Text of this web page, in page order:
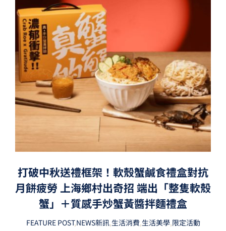
打破中秋送禮框架！軟殼蟹鹹食禮盒對抗
月餅疲勞 上海鄉村出奇招 端出「整隻軟殼
蟹」＋質感手炒蟹黃醬拌麵禮盒
FEATURE POST,NEWS新訊,生活消費,生活美學,限定活動